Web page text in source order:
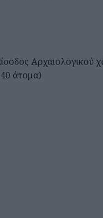
Αρχαιολογικού
άτομα)